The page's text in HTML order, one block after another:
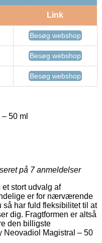
Link
Besøg webshop
Besøg webshop
Besøg webshop
50 ml
på 7anmeldelser
stort udvalg af
er for nærværende
så har fuld fleksibilitet til at
dig. Fragtformen er altså
den billigste
Neovadiol Magistral – 50